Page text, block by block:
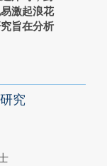
激起浪花
旨在分析
究